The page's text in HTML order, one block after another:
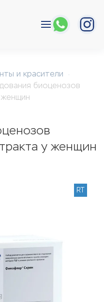
и красители
биоценозов
женщин
у женщин
RT